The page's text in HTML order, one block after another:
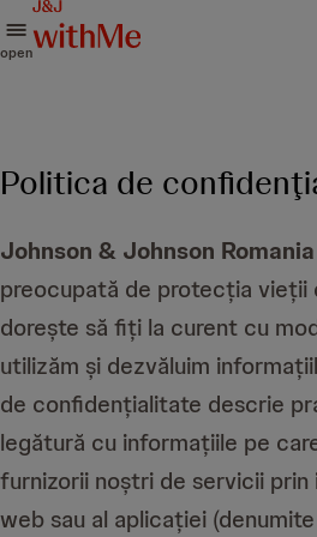
open
Politica de
Johnson & Johnson Romania
preocupată de protecția vieții
dorește să fiți la curent cu
utilizăm și dezvăluim
de confidențialitate descrie
legătură cu informațiile pe
furnizorii noștri de servicii
web sau al aplicației